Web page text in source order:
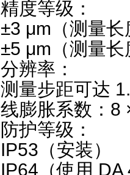
精度等级 ‌：
±3 μm （测量
±5 μm （测量
分辨率 ‌：
测量步距可达 ‌
线膨胀系数 ‌：‌ 8
防护等级 ‌：
IP53 ‌（安装）
IP64 （使用